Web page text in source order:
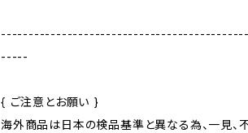
-----
{ ご注意とお願い }
海外商品は日本の検品基準と異なる為、一見、